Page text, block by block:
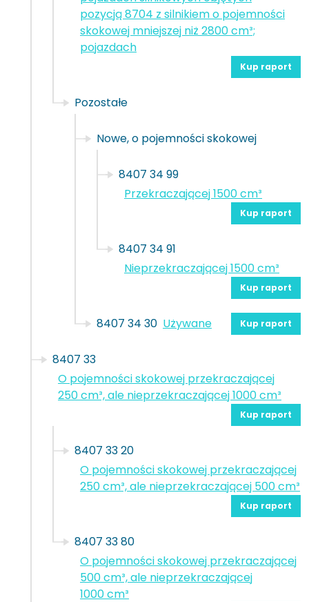
pozycją 8704 z silnikiem o pojemności
skokowej mniejszej niż 2800 cm³;
pojazdach
Kup raport
Pozostałe
Nowe, o pojemności skokowej
8407 34 99
Przekraczającej 1500 cm³
Kup raport
8407 34 91
Nieprzekraczającej 1500 cm³
Kup raport
8407 34 30 Używane Kup raport
8407 33
O pojemności skokowej przekraczającej
250 cm³, ale nieprzekraczającej 1000 cm³
Kup raport
8407 33 20
O pojemności skokowej przekraczającej
250 cm³, ale nieprzekraczającej 500 cm³
Kup raport
8407 33 80
O pojemności skokowej przekraczającej
500 cm³, ale nieprzekraczającej
1000 cm³